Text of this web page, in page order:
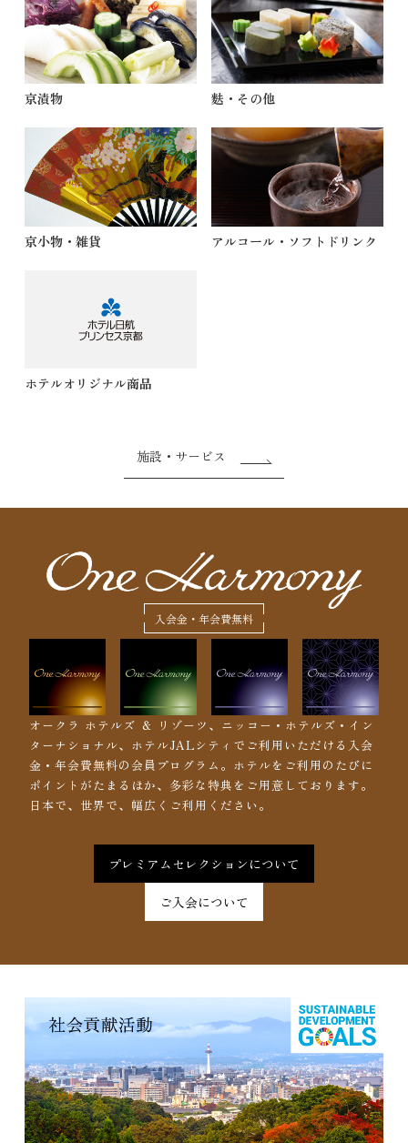
京漬物 麩・その他
京小物・雑貨 アルコール・ソフトドリンク
ホテルオリジナル商品
施設・サービス
入会金・年会費無料
オークラ ホテルズ ＆ リゾーツ、ニッコー・ホテルズ・イン
ターナショナル、ホテルJALシティでご利用いただける入会
金・年会費無料の会員プログラム。ホテルをご利用のたびに
ポイントがたまるほか、多彩な特典をご用意しております。
日本で、世界で、幅広くご利用ください。
プレミアムセレクションについて
ご入会について